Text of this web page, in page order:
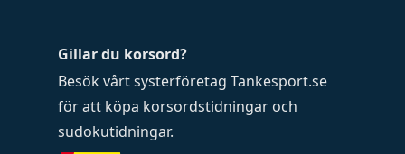
Gillar du korsord?
Besök vårt systerföretag Tankesport.se
för att köpa korsordstidningar och
sudokutidningar.